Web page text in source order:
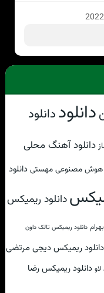
دانلوددانلود
دانلود آهنگ محلی
هوش مصنوعی مهستیدانلود
دانلود ریمیکس
دانلود ریمیکس تالک داون
دانلود ریمیکس دیجی مرتضی
دانلود ریمیکس رضا